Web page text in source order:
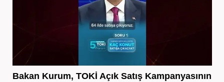
Bakan Kurum, TOKİ Açık Satış Kampanyasının